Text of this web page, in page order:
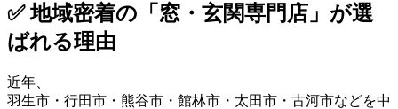
✅ 地域密着の「窓・玄関専門店」が選
ばれる理由
近年、
羽生市・行田市・熊谷市・館林市・太田市・古河市などを中